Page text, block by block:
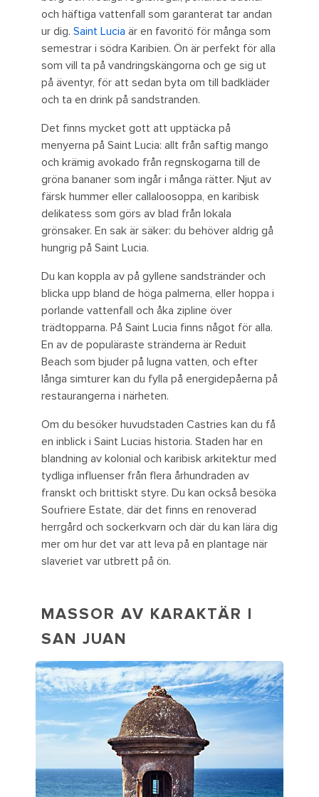
och häftiga vattenfall som garanterat tar andan
ur dig. Saint Lucia är en favoritö för många som
semestrar i södra Karibien. Ön är perfekt för alla
som vill ta på vandringskängorna och ge sig ut
på äventyr, för att sedan byta om till badkläder
och ta en drink på sandstranden.
Det finns mycket gott att upptäcka på
menyerna på Saint Lucia: allt från saftig mango
och krämig avokado från regnskogarna till de
gröna bananer som ingår i många rätter. Njut av
färsk hummer eller callaloosoppa, en karibisk
delikatess som görs av blad från lokala
grönsaker. En sak är säker: du behöver aldrig gå
hungrig på Saint Lucia.
Du kan koppla av på gyllene sandstränder och
blicka upp bland de höga palmerna, eller hoppa i
porlande vattenfall och åka zipline över
trädtopparna. På Saint Lucia finns något för alla.
En av de populäraste stränderna är Reduit
Beach som bjuder på lugna vatten, och efter
långa simturer kan du fylla på energidepåerna på
restaurangerna i närheten.
Om du besöker huvudstaden Castries kan du få
en inblick i Saint Lucias historia. Staden har en
blandning av kolonial och karibisk arkitektur med
tydliga influenser från flera århundraden av
franskt och brittiskt styre. Du kan också besöka
Soufriere Estate, där det finns en renoverad
herrgård och sockerkvarn och där du kan lära dig
mer om hur det var att leva på en plantage när
slaveriet var utbrett på ön.
MASSOR AV KARAKTÄR I
SAN JUAN